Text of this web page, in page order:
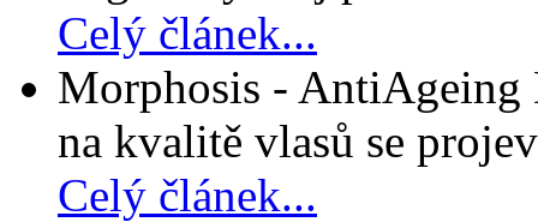
Celý článek...
Morphosis - AntiAgeing
na kvalitě vlasů se
Celý článek...